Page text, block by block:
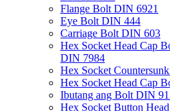
Flange Bolt DIN 6921
Eye Bolt DIN 444
Carriage Bolt DIN 603
Hex Socket Head Cap
DIN 7984
Hex Socket
Hex Socket Head Cap
Ibutang ang Bolt DIN
Hex Socket Button